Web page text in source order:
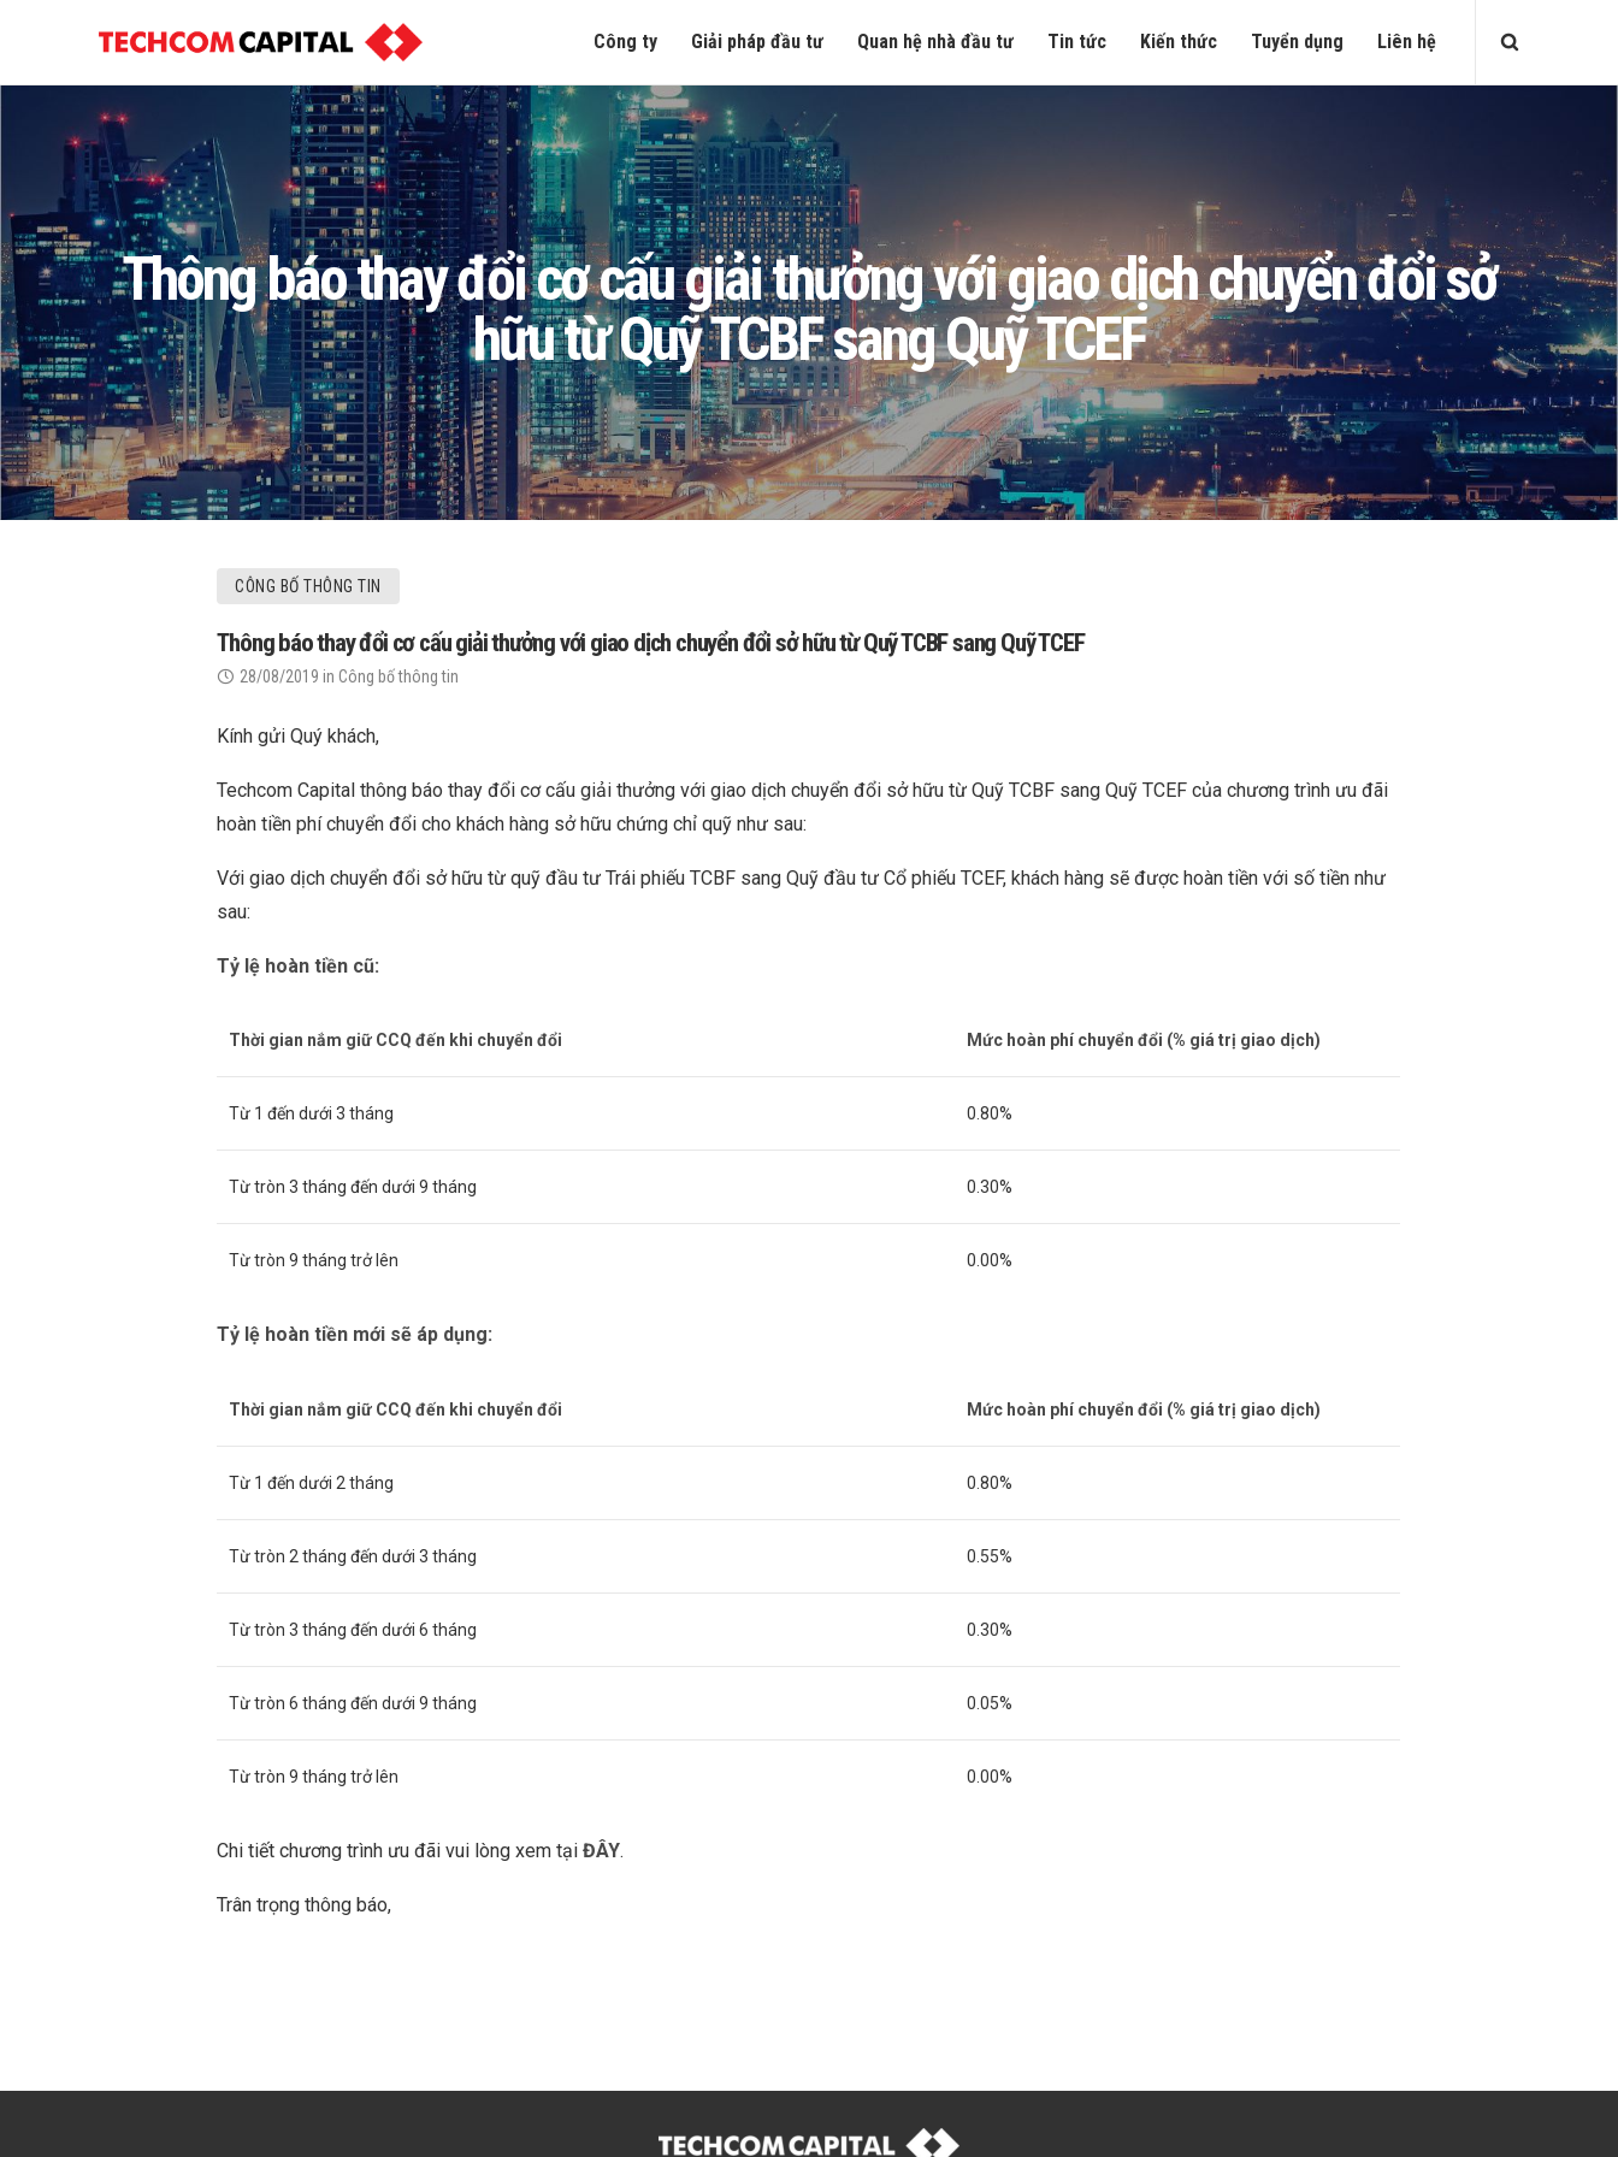
Công ty Giải pháp đầu tư Quan hệ nhà đầu tư Tin tức Kiến thức Tuyển dụng Liên hệ
Thông báo thay đổi cơ cấu giải thưởng với giao dịch chuyển đổi sở
hữu từ Quỹ TCBF sang Quỹ TCEF
CÔNG BỐ THÔNG TIN
Thông báo thay đổi cơ cấu giải thưởng với giao dịch chuyển đổi sở hữu từ Quỹ TCBF sang Quỹ TCEF
28/08/2019 in Công bố thông tin
Kính gửi Quý khách,
Techcom Capital thông báo thay đổi cơ cấu giải thưởng với giao dịch chuyển đổi sở hữu từ Quỹ TCBF sang Quỹ TCEF của chương trình ưu đãi
hoàn tiền phí chuyển đổi cho khách hàng sở hữu chứng chỉ quỹ như sau:
Với giao dịch chuyển đổi sở hữu từ quỹ đầu tư Trái phiếu TCBF sang Quỹ đầu tư Cổ phiếu TCEF, khách hàng sẽ được hoàn tiền với số tiền như
sau:
Tỷ lệ hoàn tiền cũ:
Thời gian nắm giữ CCQ đến khi chuyển đổi Mức hoàn phí chuyển đổi (% giá trị giao dịch)
Từ 1 đến dưới 3 tháng 0.80%
Từ tròn 3 tháng đến dưới 9 tháng 0.30%
Từ tròn 9 tháng trở lên 0.00%
Tỷ lệ hoàn tiền mới sẽ áp dụng:
Thời gian nắm giữ CCQ đến khi chuyển đổi Mức hoàn phí chuyển đổi (% giá trị giao dịch)
Từ 1 đến dưới 2 tháng 0.80%
Từ tròn 2 tháng đến dưới 3 tháng 0.55%
Từ tròn 3 tháng đến dưới 6 tháng 0.30%
Từ tròn 6 tháng đến dưới 9 tháng 0.05%
Từ tròn 9 tháng trở lên 0.00%
Chi tiết chương trình ưu đãi vui lòng xem tạiĐÂY.
Trân trọng thông báo,